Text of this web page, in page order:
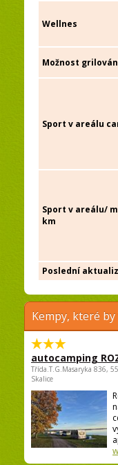
Wellnes
Možnost
Sport v areálu
Sport v areálu/
km
Poslední
Kempy, které
autocamping
Třída.T.G.Masaryka 836,
Skalice